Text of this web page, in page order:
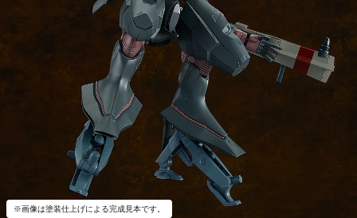
※画像は塗装仕上げによる完成見本です。